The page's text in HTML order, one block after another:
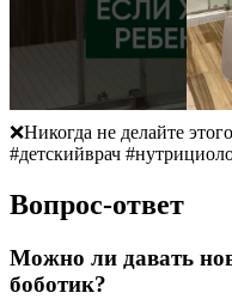
❌Никогда не делайте
#детскийврач
Вопрос-ответ
Можно ли давать
боботик?